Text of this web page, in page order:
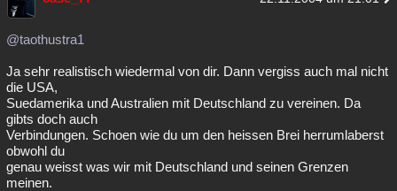
@taothustra1
Ja sehr realistisch wiedermal von dir. Dann vergiss auch mal nicht
die USA,
Suedamerika und Australien mit Deutschland zu vereinen. Da
gibts doch auch
Verbindungen. Schoen wie du um den heissen Brei herrumlaberst
obwohl du
genau weisst was wir mit Deutschland und seinen Grenzen
meinen.